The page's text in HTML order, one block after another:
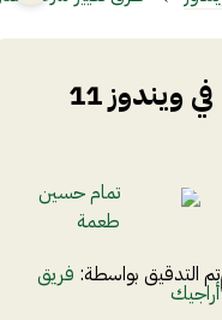
11
تمام حسين
طعمة
تم التدقيق بواسطة: فريق
أراجيك